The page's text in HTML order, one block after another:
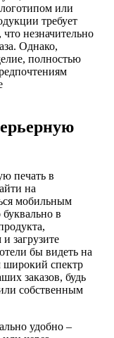
или
требует
незначительно
Однако,
полностью
печать в
на
мобильным
в
загрузите
бы видеть на
спектр
заказов, будь
собственным
удобно –